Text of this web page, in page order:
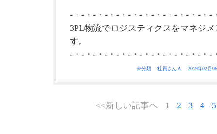
-・-・-・-・-・-・-・-・-・-・-・-・-
3PL物流でロジスティクスをマネジ
す。
-・-・-・-・-・-・-・-・-・-・-・-・-
未分類 社員さんＡ 2019年02月
<<新しい記事へ 1 2 3 4 5